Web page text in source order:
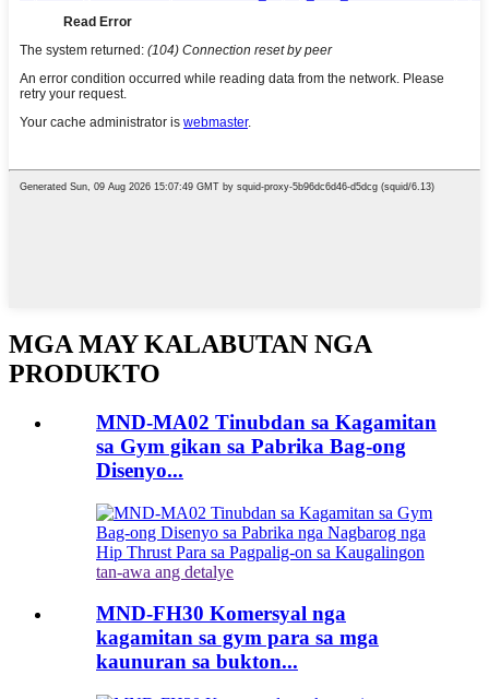
MGA MAY KALABUTAN NGA
PRODUKTO
MND-MA02 Tinubdan sa Kagamitan
sa Gym gikan sa Pabrika Bag-ong
Disenyo...
tan-awa ang detalye
MND-FH30 Komersyal nga
kagamitan sa gym para sa mga
kaunuran sa bukton...